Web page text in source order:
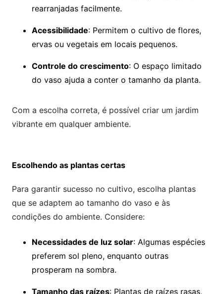
rearranjadas facilmente.
Acessibilidade: Permitem o cultivo de flores,
ervas ou vegetais em locais pequenos.
Controle do crescimento: O espaço limitado
do vaso ajuda a conter o tamanho da planta.
Com a escolha correta, é possível criar um jardim
vibrante em qualquer ambiente.
Escolhendo as plantas certas
Para garantir sucesso no cultivo, escolha plantas
que se adaptem ao tamanho do vaso e às
condições do ambiente. Considere:
Necessidades de luz solar: Algumas espécies
preferem sol pleno, enquanto outras
prosperam na sombra.
Tamanho das raízes: Plantas de raízes rasas,